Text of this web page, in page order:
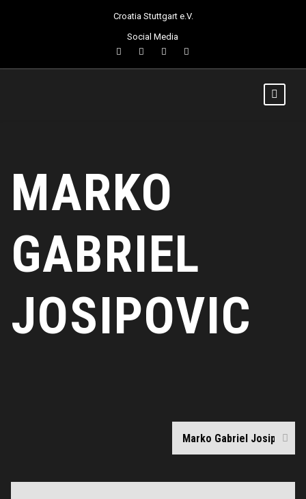
Croatia Stuttgart e.V.
Social Media
MARKO
GABRIEL
JOSIPOVIC